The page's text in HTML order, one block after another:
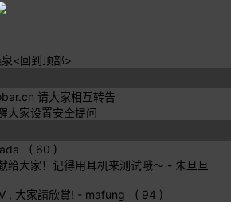
<回到顶部>
请大家相互转告
大家设置安全提问
( 60 )
给大家！记得用耳机来测试哦～ - 朱旦旦
, 大家請欣賞! - mafung ( 94 )